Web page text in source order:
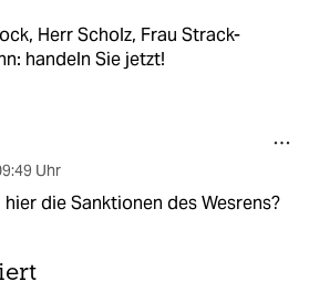
Herr Scholz, Frau Strack-
handeln Sie jetzt!
Uhr
die Sanktionen des Wesrens?